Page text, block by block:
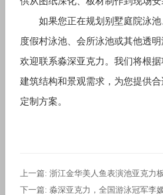
如果您正在规划别墅庭院泳池
度假村泳池、会所泳池或其他透明
欢迎联系淼深亚克力。我们将根据
建筑结构和景观需求，为您提供
定制方案。
上一篇: 浙江金华美人鱼表演池亚克力
下一篇: 淼深亚克力，全国游泳冠军李